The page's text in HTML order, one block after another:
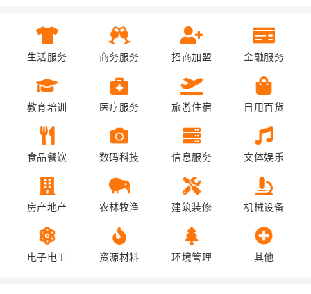
生活服务 商务服务 招商加盟 金融服务
教育培训 医疗服务 旅游住宿 日用百货
食品餐饮 数码科技 信息服务 文体娱乐
房产地产 农林牧渔 建筑装修 机械设备
电子电工 资源材料 环境管理 其他